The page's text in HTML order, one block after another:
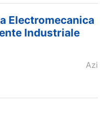
Electromecanica
Industriale
Azi